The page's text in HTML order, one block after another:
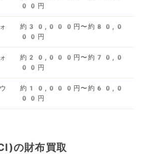
00円
約30,000円〜約80,0
00円
約20,000円〜約70,0
00円
約10,000円〜約60,0
00円
の財布買取